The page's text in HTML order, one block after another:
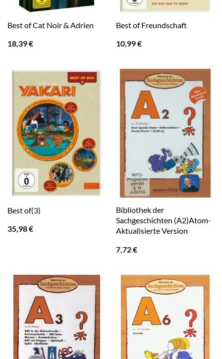
Best of Cat Noir & Adrien
18,39€
Best of Freundschaft
10,99€
Best of(3)
35,98€
Bibliothek der
Sachgeschichten (A2)Atom-
Aktualisierte Version
7,72€